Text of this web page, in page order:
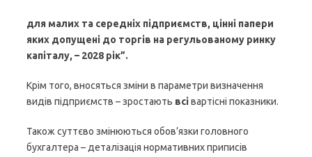
для малих та середніх підприємств, цінні папери
яких допущені до торгів на регульованому ринку
капіталу, – 2028 рік”.
Крім того, вносяться зміни в параметри визначення
видів підприємств – зростають всівартісні показники.
Також суттєво змінюються обов’язки головного
бухгалтера – деталізація нормативних приписів